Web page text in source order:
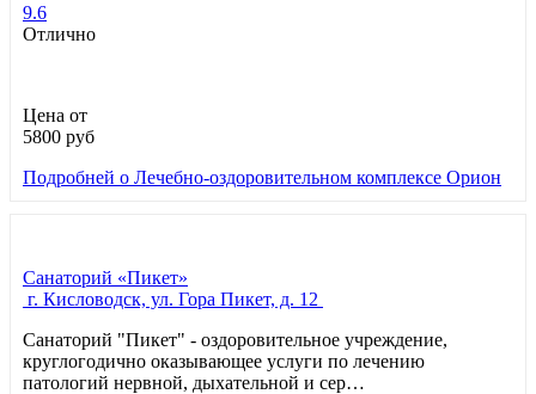
9.6
Отлично
Цена от
5800 руб
Подробней о Лечебно-оздоровительном комплексе Орион
Санаторий «Пикет»
г. Кисловодск, ул. Гора Пикет, д. 12
Санаторий "Пикет" - оздоровительное учреждение,
круглогодично оказывающее услуги по лечению
патологий нервной, дыхательной и сер…